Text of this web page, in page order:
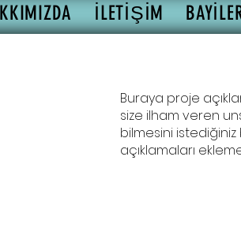
İLETİŞİM
Buraya proje
size ilham veren
bilmesini istediğiniz
açıklamaları